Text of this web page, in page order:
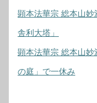
顕本法華宗 総本山
舎利大塔」
顕本法華宗 総本山
の庭」で一休み